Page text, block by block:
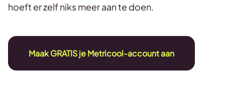
hoeft er zelf niks meer aan te doen.
Maak GRATIS je Metricool-account aan